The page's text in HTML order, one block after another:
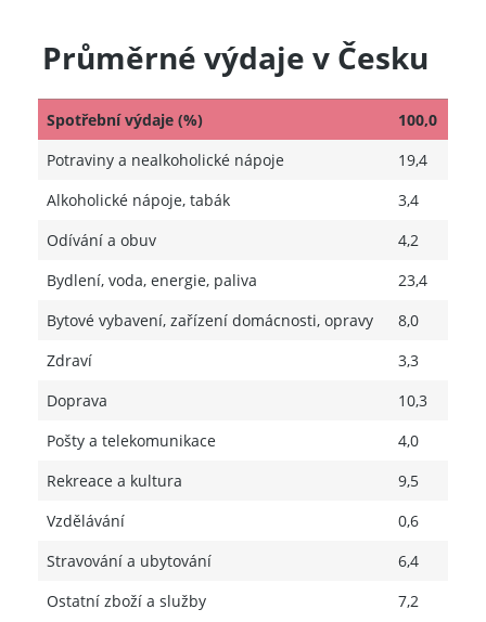
Průměrné výdaje v Česku
Spotřební výdaje (%)
100,0
Potraviny a nealkoholické nápoje
19,4
Alkoholické nápoje, tabák
3,4
Odívání a obuv
4,2
Bydlení, voda, energie, paliva
23,4
Bytové vybavení, zařízení domácnosti, opravy
8,0
Zdraví
3,3
Doprava
10,3
Pošty a telekomunikace
4,0
Rekreace a kultura
9,5
Vzdělávání
0,6
Stravování a ubytování
6,4
Ostatní zboží a služby
7,2